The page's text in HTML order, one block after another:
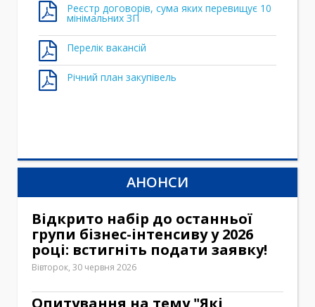
Реєстр договорів, сума яких перевищує 10
мінімальних ЗП
Перелік вакансій
Річний план закупівель
АНОНСИ
Відкрито набір до останньої
групи бізнес-інтенсиву у 2026
році: встигніть подати заявку!
Вівторок, 30 червня 2026
Опитування на тему "Які